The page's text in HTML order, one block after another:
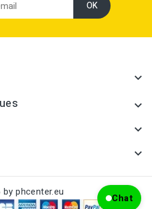




phcenter.eu Chat